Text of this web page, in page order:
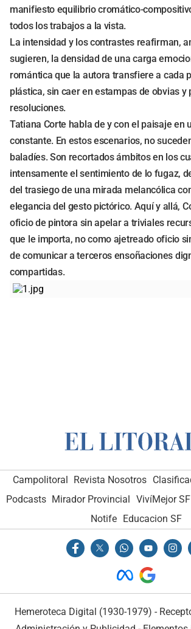
manifiesto equilibrio cromático-
todos los trabajos a la vista.
La intensidad y los contrastes reafirman,
sugieren, la densidad de una carga
romántica que la autora transfiere a cada
plástica, sin caer en estampas de obvias y
resoluciones.
Tatiana Corte habla de y con el paisaje en
constante. En estos escenarios, no
baladíes. Son recortados ámbitos en los
intensamente el sentimiento de lo fugaz,
del trasiego de una mirada melancólica
elegancia del gesto pictórico. Aquí y allá,
oficio de pintora sin apelar a triviales
que le importa, no como ajetreado oficio
de comunicar a terceros ensoñaciones
compartidas.
Campolitoral Revista Nosotros
Podcasts Mirador Provincial VivíMejor SF
Notife Educacion SF
Hemeroteca Digital (1930-1979) -